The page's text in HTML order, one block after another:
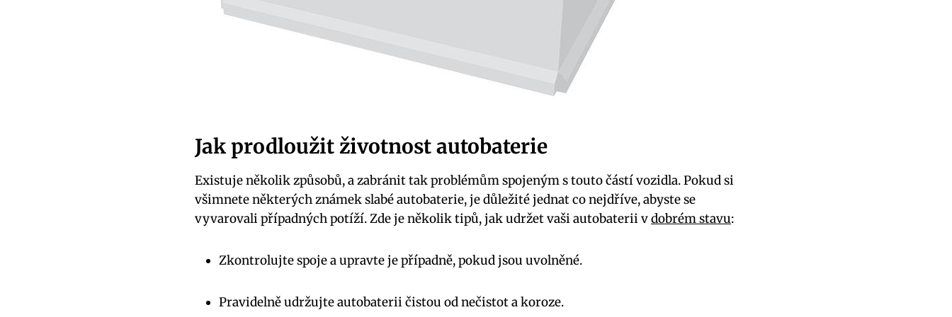
Jak prodloužit životnost autobaterie
Existuje ⁤několik způsobů, a zabránit tak problémům‍ spojeným s touto⁢ částí vozidla. Pokud si
všimnete‍ některých známek slabé autobaterie, je důležité jednat ⁣co nejdříve, abyste se
vyvarovali případných potíží. ​Zde je několik tipů, jak udržet vaši autobaterii vdobrém stavu:
Zkontrolujte spoje ‍a upravte je případně, pokud jsou uvolněné.
Pravidelně udržujte autobaterii čistou od nečistot a koroze.